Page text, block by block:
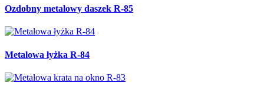
Ozdobny metalowy daszek R-85
Metalowa łyżka R-84